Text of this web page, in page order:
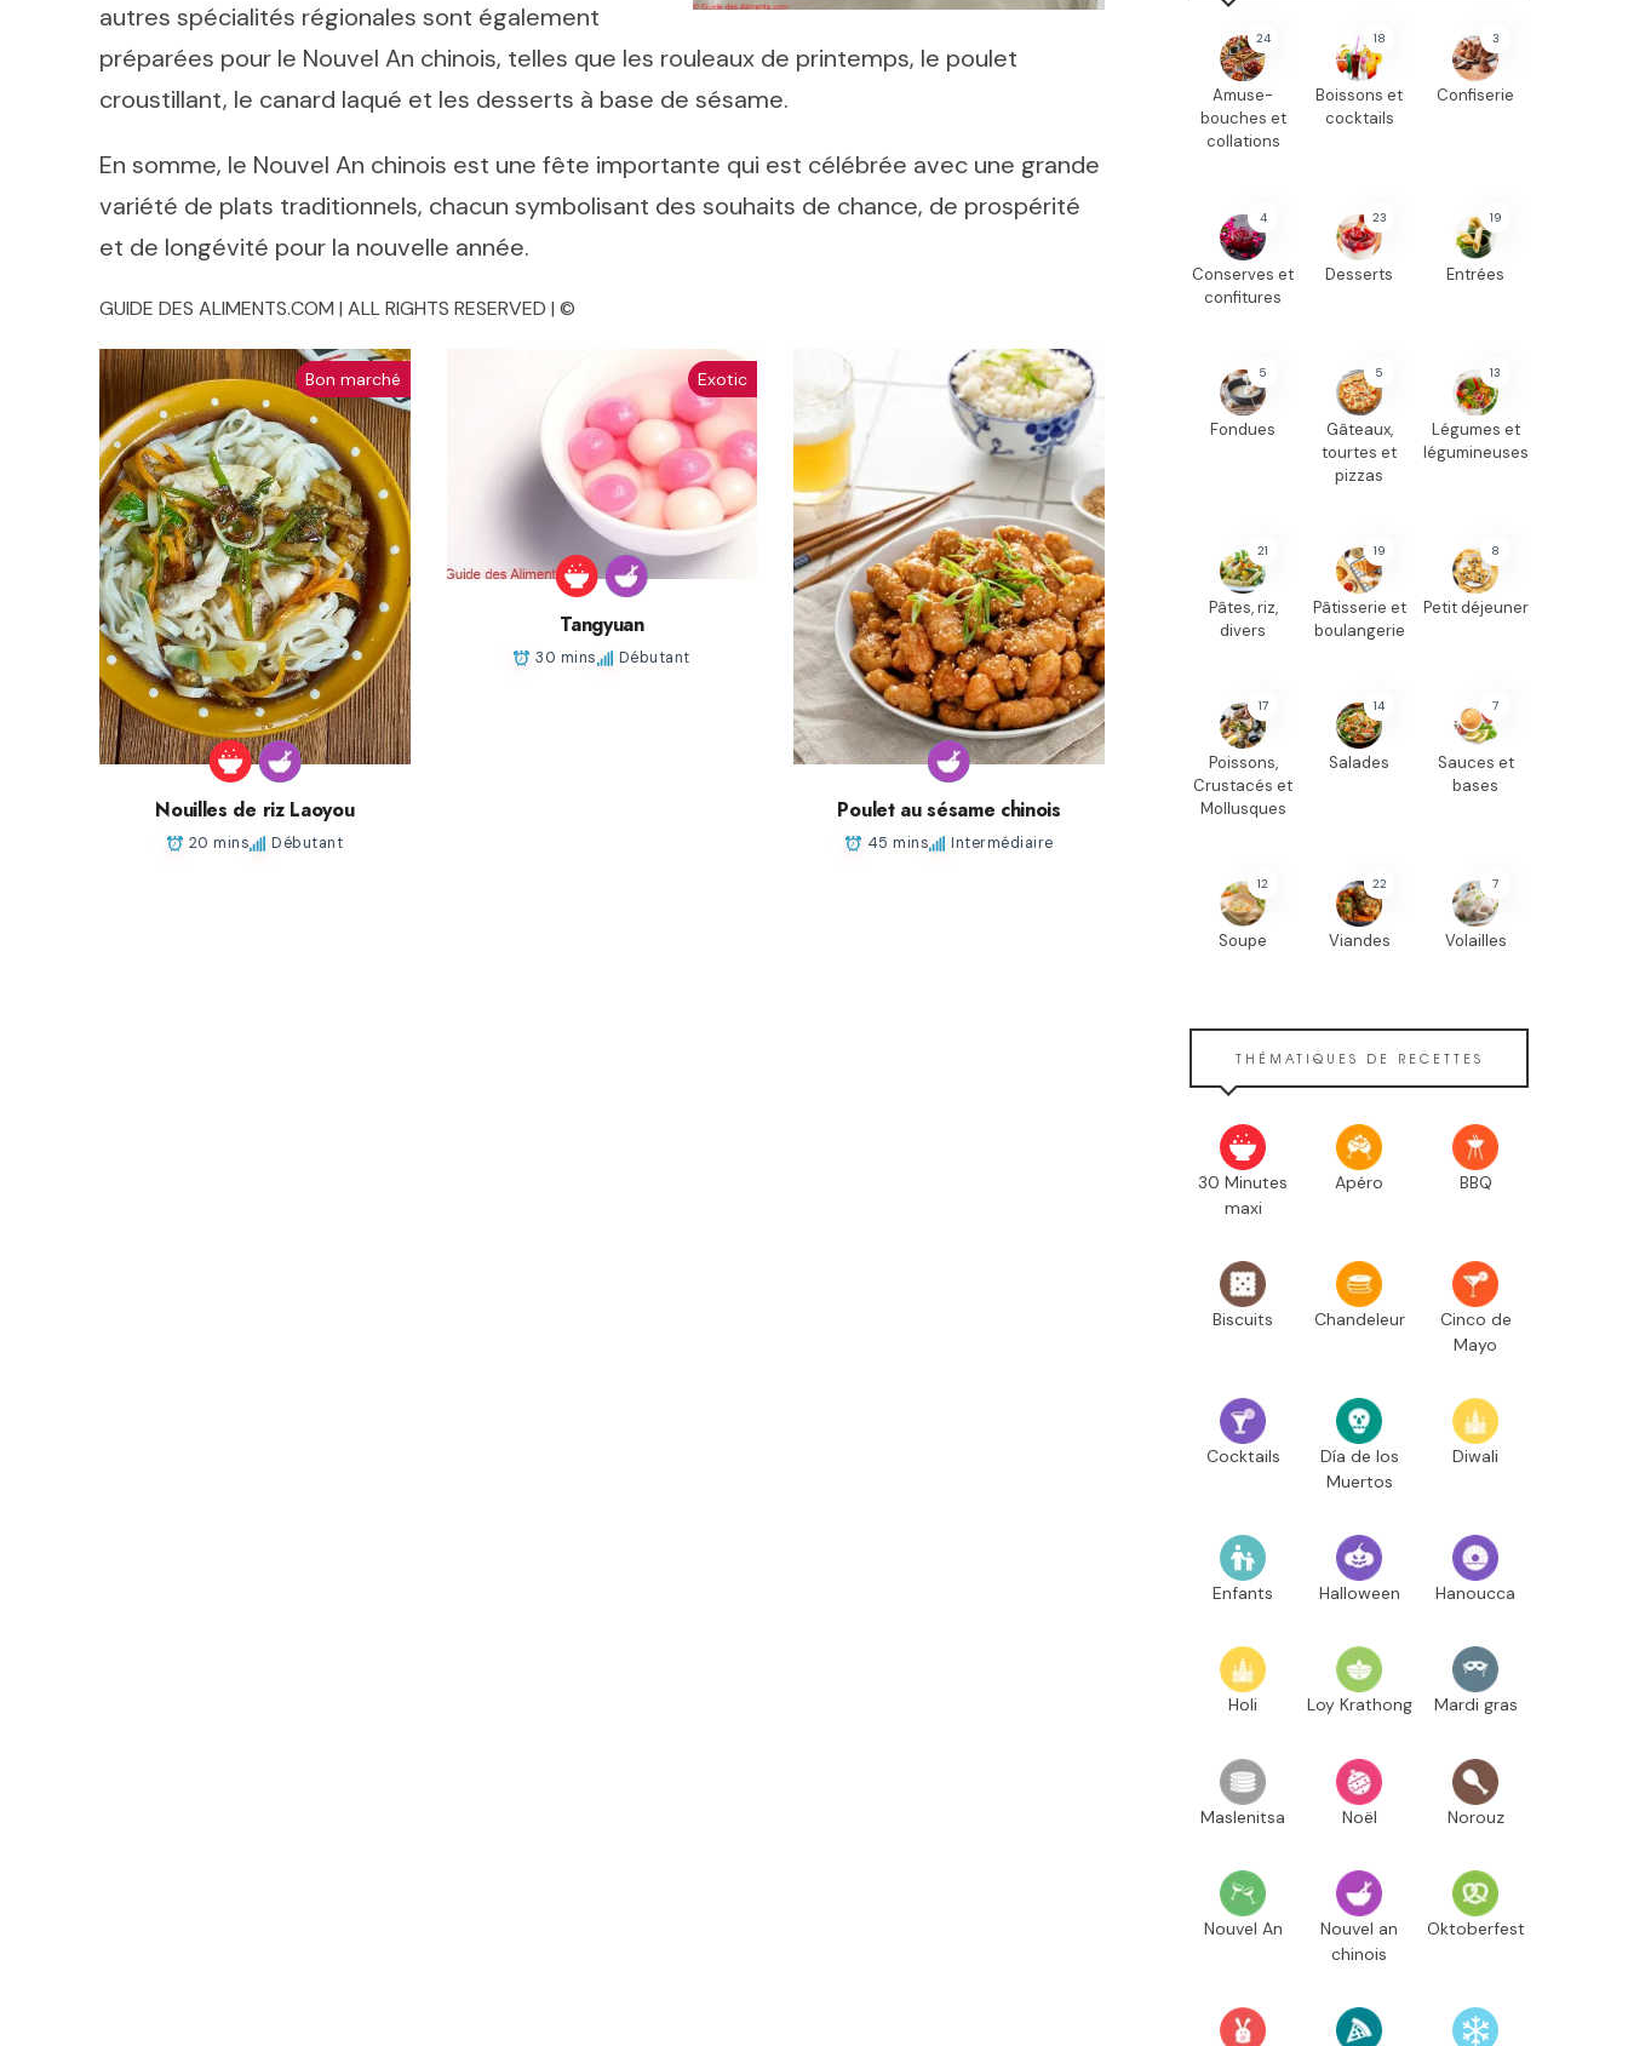
autres spécialités régionales sont également
préparées pour le Nouvel An chinois, telles que les rouleaux de printemps, le poulet
croustillant, le canard laqué et les desserts à base de sésame.
En somme, le Nouvel An chinois est une fête importante qui est célébrée avec une grande
variété de plats traditionnels, chacun symbolisant des souhaits de chance, de prospérité
et de longévité pour la nouvelle année.
GUIDE DES ALIMENTS.COM | ALL RIGHTS RESERVED | ©
Bon marché
Nouilles de riz Laoyou
20 mins Débutant
Exotic
Tangyuan
30 mins Débutant
Poulet au sésame chinois
45 mins Intermédiaire
24
Amuse-
bouches et
collations
18
Boissons et
cocktails
3
Confiserie
4
Conserves et
confitures
23
Desserts
19
Entrées
5
Fondues
5
Gâteaux,
tourtes et
pizzas
13
Légumes et
légumineuses
21
Pâtes, riz,
divers
19
Pâtisserie et
boulangerie
8
Petit déjeuner
17
Poissons,
Crustacés et
Mollusques
14
Salades
7
Sauces et
bases
12
Soupe
22
Viandes
7
Volailles
THÉMATIQUES DE RECETTES
30 Minutes
maxi
Apéro BBQ
Biscuits Chandeleur
Cinco de
Mayo
Cocktails
Día de los
Muertos
Diwali
Enfants Halloween Hanoucca
Holi Loy Krathong Mardi gras
Maslenitsa Noël Norouz
Nouvel An
Nouvel an
chinois
Oktoberfest